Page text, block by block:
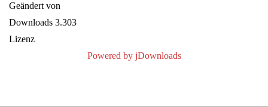
Geändert von
Downloads 3.303
Lizenz
Powered by jDownloads